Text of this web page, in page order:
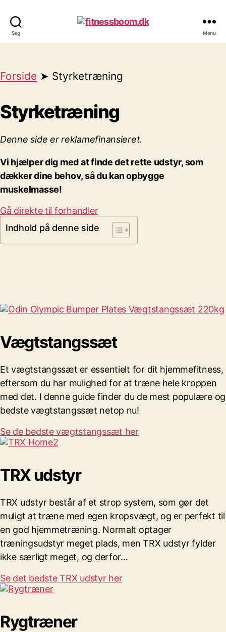
Søg Menu
Forside ➤ Styrketræning
Styrketræning
Denne side er reklamefinansieret.
Vi hjælper dig med at finde det rette udstyr, som
dækker dine behov, så du kan opbygge
muskelmasse!
Gå direkte til forhandler
Indhold på denne side
Vægtstangssæt
Et vægtstangssæt er essentielt for dit hjemmefitness,
eftersom du har mulighed for at træne hele kroppen
med det. I denne guide finder du de mest populære og
bedste vægtstangssæt netop nu!
Se de bedste vægtstangssæt her
TRX udstyr
TRX udstyr består af et strop system, som gør det
muligt at træne med egen kropsvægt, og er perfekt til
en god hjemmetræning. Normalt optager
træningsudstyr meget plads, men TRX udstyr fylder
ikke særligt meget, og derfor…
Se det bedste TRX udstyr her
Rygtræner